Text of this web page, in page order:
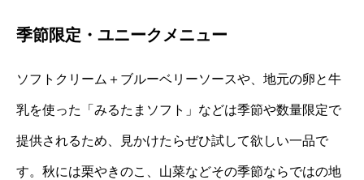
季節限定・ユニークメニュー
ソフトクリーム＋ブルーベリーソースや、地元の卵と牛
乳を使った「みるたまソフト」などは季節や数量限定で
提供されるため、見かけたらぜひ試して欲しい一品で
す。秋には栗やきのこ、山菜などその季節ならではの地